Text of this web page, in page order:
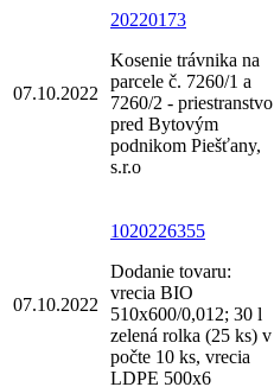
07.10.2022
20220173
Kosenie trávnika na
parcele č. 7260/1 a
7260/2 - priestranstvo
pred Bytovým
podnikom Piešťany,
s.r.o
07.10.2022
1020226355
Dodanie tovaru:
vrecia BIO
510x600/0,012; 30 l
zelená rolka (25 ks) v
počte 10 ks, vrecia
LDPE 500x6